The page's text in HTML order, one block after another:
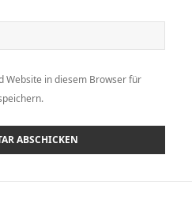
Website in diesem Browser für